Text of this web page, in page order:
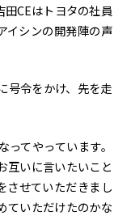
田CEはトヨタの社員
イシンの開発陣の声
号令をかけ、先を走
ってやっています。
互いに言いたいこと
させていただきまし
ていただけたのかな